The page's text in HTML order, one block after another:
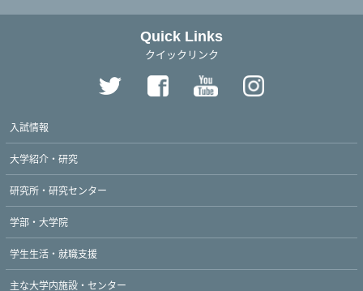
Quick Links
クイックリンク
入試情報
大学紹介・研究
研究所・研究センター
学部・大学院
学生生活・就職支援
主な大学内施設・センター